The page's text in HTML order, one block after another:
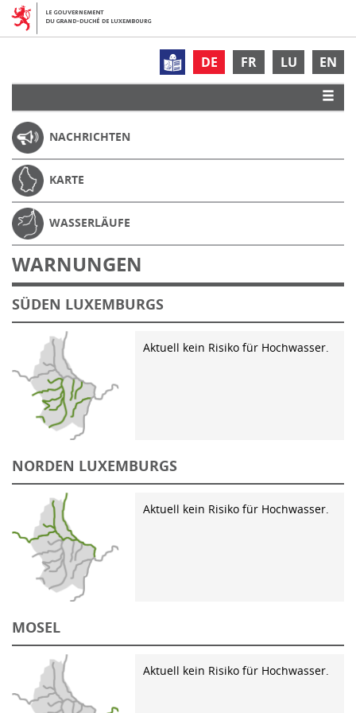
DE FR LU EN
NACHRICHTEN
KARTE
WASSERLÄUFE
WARNUNGEN
SÜDEN LUXEMBURGS
Aktuell kein Risiko für Hochwasser.
NORDEN LUXEMBURGS
Aktuell kein Risiko für Hochwasser.
MOSEL
Aktuell kein Risiko für Hochwasser.